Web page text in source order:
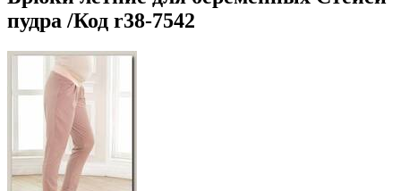
пудра /Код r38-7542